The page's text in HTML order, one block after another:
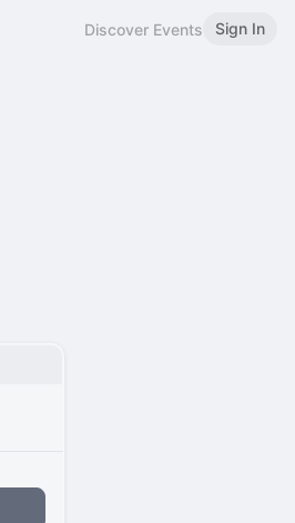
Discover Events Sign In